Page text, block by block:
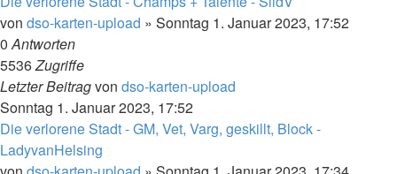
von dso-karten-upload » Sonntag 1. Januar 2023, 17:52
0Antworten
5536Zugriffe
Letzter Beitragvon dso-karten-upload
Sonntag 1. Januar 2023, 17:52
Die verlorene Stadt - GM, Vet, Varg, geskillt, Block -
LadyvanHelsing